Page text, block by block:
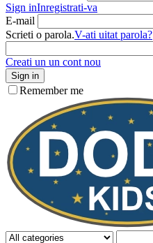
Sign inInregistrati-va
E-mail
Scrieti o parola.V-ati uitat parola?
Creati un un cont nou
Sign in
Remember me